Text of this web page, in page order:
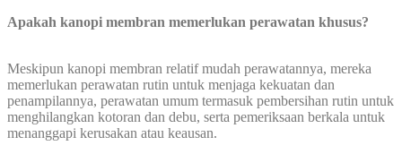
Apakah kanopi membran memerlukan perawatan khusus?
Meskipun kanopi membran relatif mudah perawatannya, mereka
memerlukan perawatan rutin untuk menjaga kekuatan dan
penampilannya, perawatan umum termasuk pembersihan rutin untuk
menghilangkan kotoran dan debu, serta pemeriksaan berkala untuk
menanggapi kerusakan atau keausan.